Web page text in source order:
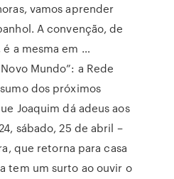
vamos aprender
A convenção, de
a mesma em …
Mundo”: a Rede
dos próximos
Joaquim dá adeus aos
sábado, 25 de abril –
que retorna para casa
tem um surto ao ouvir o